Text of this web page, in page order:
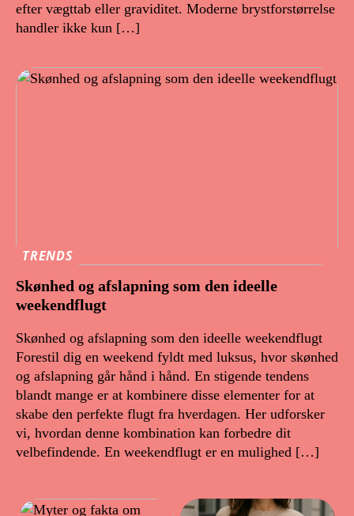
efter vægttab eller graviditet. Moderne brystforstørrelse
handler ikke kun […]
TRENDS
Skønhed og afslapning som den ideelle
weekendflugt
Skønhed og afslapning som den ideelle weekendflugt
Forestil dig en weekend fyldt med luksus, hvor skønhed
og afslapning går hånd i hånd. En stigende tendens
blandt mange er at kombinere disse elementer for at
skabe den perfekte flugt fra hverdagen. Her udforsker
vi, hvordan denne kombination kan forbedre dit
velbefindende. En weekendflugt er en mulighed […]